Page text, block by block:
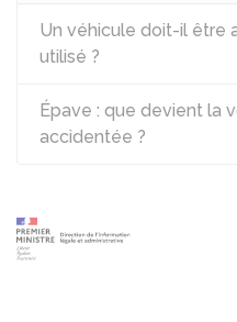
Un véhicule doit-il être
utilisé ?
Épave : que devient la
accidentée ?